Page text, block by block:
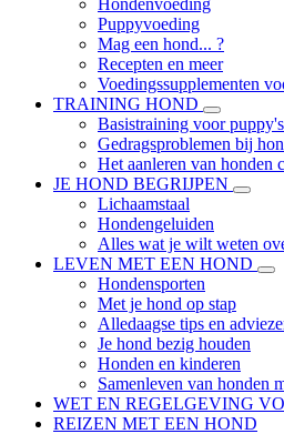
Hondenvoeding
Puppyvoeding
Mag een hond... ?
Recepten en meer
Voedingssupplementen
TRAINING HOND
Basistraining voor
Gedragsproblemen bij
Het aanleren van honden
JE HOND BEGRIJPEN
Lichaamstaal
Hondengeluiden
Alles wat je wilt weten
LEVEN MET EEN HOND
Hondensporten
Met je hond op stap
Alledaagse tips en
Je hond bezig houden
Honden en kinderen
Samenleven van honden
WET EN REGELGEVING
REIZEN MET EEN HOND